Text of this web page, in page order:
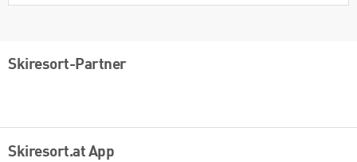
Skiresort-Partner
Skiresort.at App